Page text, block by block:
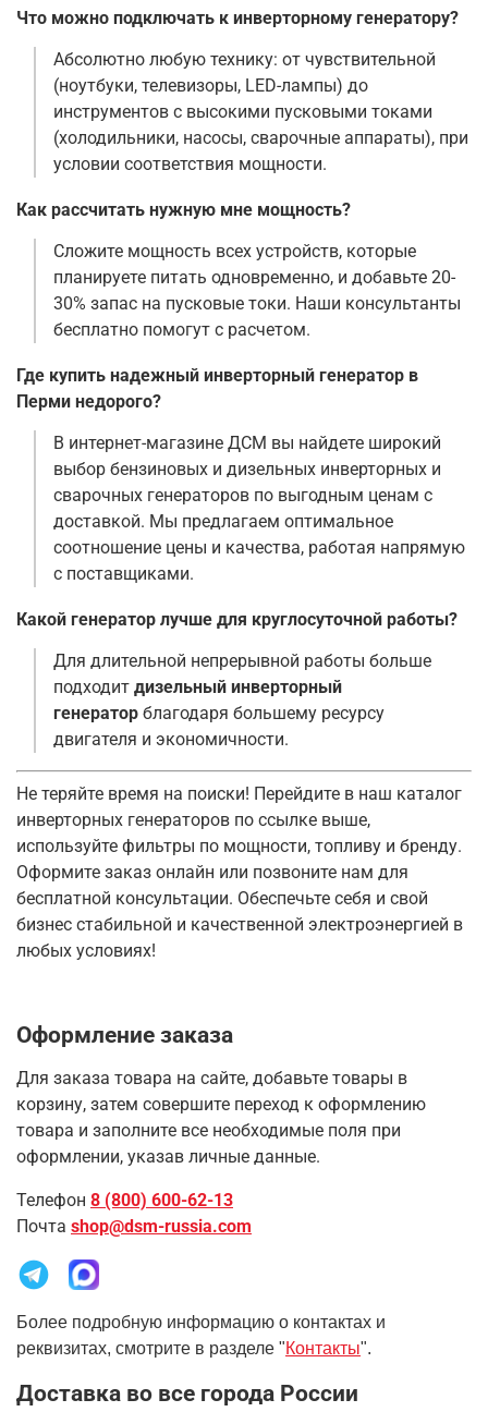
Что можно подключать к инверторному генератору?
Абсолютно любую технику: от чувствительной
(ноутбуки, телевизоры, LED-лампы) до
инструментов с высокими пусковыми токами
(холодильники, насосы, сварочные аппараты), при
условии соответствия мощности.
Как рассчитать нужную мне мощность?
Сложите мощность всех устройств, которые
планируете питать одновременно, и добавьте 20-
30% запас на пусковые токи. Наши консультанты
бесплатно помогут с расчетом.
Где купить надежный инверторный генератор в
Перми недорого?
В интернет-магазине ДСМ вы найдете широкий
выбор бензиновых и дизельных инверторных и
сварочных генераторов по выгодным ценам с
доставкой. Мы предлагаем оптимальное
соотношение цены и качества, работая напрямую
с поставщиками.
Какой генератор лучше для круглосуточной работы?
Для длительной непрерывной работы больше
подходит дизельный инверторный
генератор благодаря большему ресурсу
двигателя и экономичности.
Не теряйте время на поиски! Перейдите в наш каталог
инверторных генераторов по ссылке выше,
используйте фильтры по мощности, топливу и бренду.
Оформите заказ онлайн или позвоните нам для
бесплатной консультации. Обеспечьте себя и свой
бизнес стабильной и качественной электроэнергией в
любых условиях!
Оформление заказа
Для заказа товара на сайте, добавьте товары в
корзину, затем совершите переход к оформлению
товара и заполните все необходимые поля при
оформлении, указав личные данные.
Телефон 8 (800) 600-62-13
Почта shop@dsm-russia.com
Более подробную информацию о контактах и
реквизитах, смотрите в разделе "Контакты".
Доставка во все города России